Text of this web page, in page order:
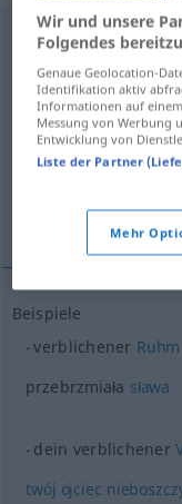
verblichenadj
Übersicht aller
(Für mehr Details die
przebrzmiała
twój ojciec
Beispiele
verblichener Ruhm
przebrzmiała sława
dein verblichener
twój ojciec
Wir und unsere
Folgendes
Genaue Geolocation-
Identifikation aktiv
Informationen auf
Messung von Werbung
Entwicklung von
Liste der Partner
Mehr